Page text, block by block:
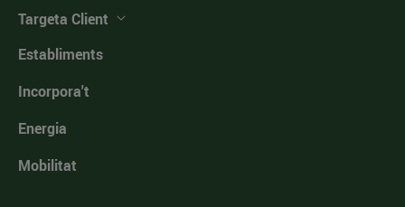
Targeta Client
Establiments
Incorpora't
Energia
Mobilitat